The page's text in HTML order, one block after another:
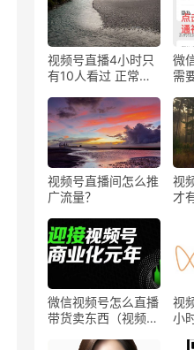
视频号直播4小时只
有10人看过 正常
微
需
视频号直播间怎么推
广流量？
视
才
微信视频号怎么直播
带货卖东西（视频号
视
小